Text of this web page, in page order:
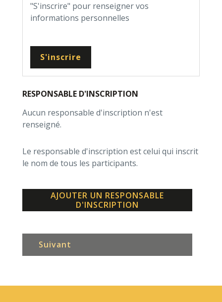
"S'inscrire" pour renseigner vos
informations personnelles
S'inscrire
RESPONSABLE D'INSCRIPTION
Aucun responsable d'inscription n'est
renseigné.
Le responsable d'inscription est celui qui inscrit
le nom de tous les participants.
AJOUTER UN RESPONSABLE
D'INSCRIPTION
Suivant